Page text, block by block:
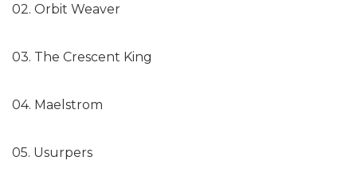
02. Orbit Weaver
03. The Crescent King
04. Maelstrom
05. Usurpers